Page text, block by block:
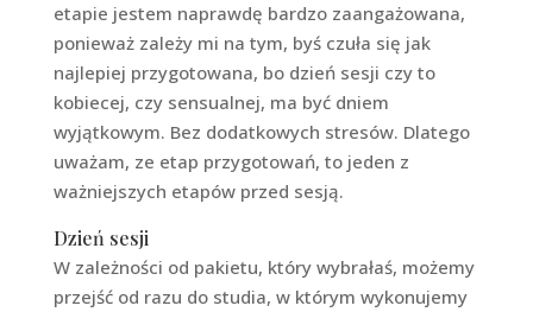
etapie jestem naprawdę bardzo zaangażowana,
ponieważ zależy mi na tym, byś czuła się jak
najlepiej przygotowana, bo dzień sesji czy to
kobiecej, czy sensualnej, ma być dniem
wyjątkowym. Bez dodatkowych stresów. Dlatego
uważam, ze etap przygotowań, to jeden z
ważniejszych etapów przed sesją.
Dzień sesji
W zależności od pakietu, który wybrałaś, możemy
przejść od razu do studia, w którym wykonujemy